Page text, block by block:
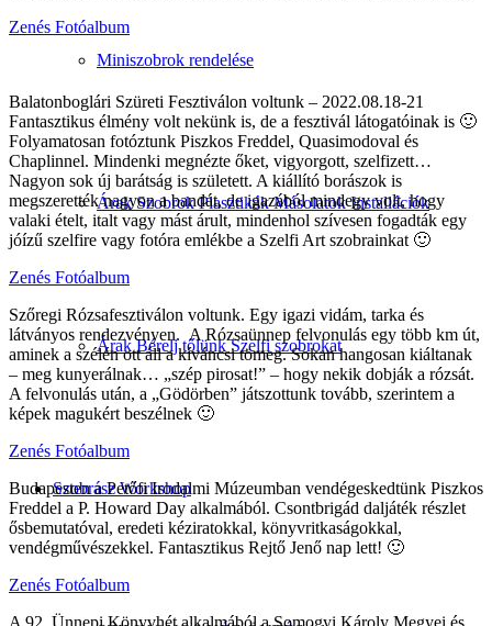
Miniszobrok rendelése
Árak Szobrok Plasztikák Másolatok Installációk
Árak Bérelj tőlünk Szelfi szobrokat
Szobrász Workshop
Zenés Fotóalbum
Balatonboglári Szüreti Fesztiválon voltunk – 2022.08.18-21
Fantasztikus élmény volt nekünk is, de a fesztivál látogatóinak is 🙂
Folyamatosan fotóztunk Piszkos Freddel, Quasimodoval és
Chaplinnel. Mindenki megnézte őket, vigyorgott, szelfizett…
Nagyon sok új barátság is született. A kiállító borászok is
megszerették nagyon a bandát, de igazából mindegy volt, hogy
valaki ételt, italt vagy mást árult, mindenhol szívesen fogadták egy
jóízű szelfire vagy fotóra emlékbe a Szelfi Art szobrainkat 🙂
Zenés Fotóalbum
Szőregi Rózsafesztiválon voltunk. Egy igazi vidám, tarka és
látványos rendezvényen. A Rózsaünnep felvonulás egy több km út,
aminek a szélén ott áll a kíváncsi tömeg. Sokan hangosan kiáltanak
– meg kunyerálnak… „szép pirosat!” – hogy nekik dobják a rózsát.
A felvonulás után, a „Gödörben” játszottunk tovább, szerintem a
képek magukért beszélnek 🙂
Zenés Fotóalbum
Budapesten a Petőfi Irodalmi Múzeumban vendégeskedtünk Piszkos
Freddel a P. Howard Day alkalmából. Csontbrigád daljáték részlet
ősbemutatóval, eredeti kéziratokkal, könyvritkaságokkal,
vendégművészekkel. Fantasztikus Rejtő Jenő nap lett! 🙂
Zenés Fotóalbum
A 92. Ünnepi Könyvhét alkalmából a Somogyi Károly Megyei és